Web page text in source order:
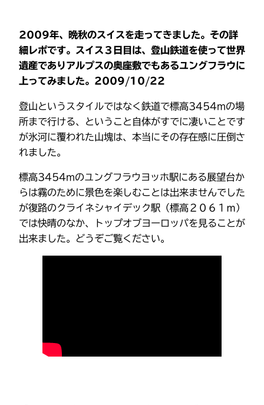
2009年、晩秋のスイスを走ってきました。その詳
細レポです。スイス３日目は、登山鉄道を使って世界
遺産でありアルプスの奥座敷でもあるユングフラウに
上ってみました。2009/10/22
登山というスタイルではなく鉄道で標高3454mの場
所まで行ける、ということ自体がすでに凄いことです
が氷河に覆われた山塊は、本当にその存在感に圧倒さ
れました。
標高3454mのユングフラウヨッホ駅にある展望台か
らは霧のために景色を楽しむことは出来ませんでした
が復路のクライネシャイデック駅（標高２０６１ｍ）
では快晴のなか、トップオブヨーロッパを見ることが
出来ました。どうぞご覧ください。